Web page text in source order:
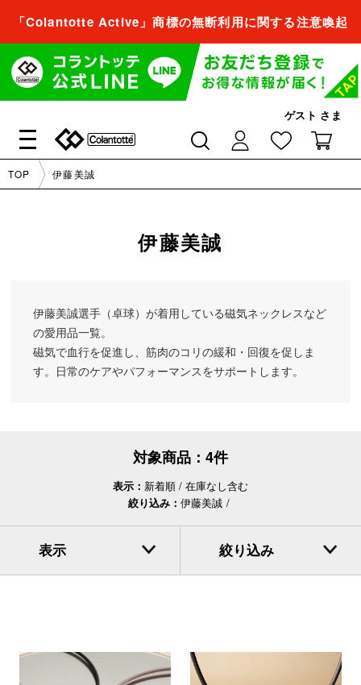
「Colantotte Active」商標の無断利用に関する注意喚起
ゲスト さま
会員登録すれば、
閉じる
会員登録すれば、
商品をお気に入り登録できるようになります。
会員登録／ログイン
TOP 伊藤美誠
伊藤美誠
伊藤美誠選手（卓球）が着用している磁気ネックレスなど
の愛用品一覧。
磁気で血行を促進し、筋肉のコリの緩和・回復を促しま
す。日常のケアやパフォーマンスをサポートします。
対象商品： 4件
表示： 新着順
在庫なし含む
絞り込み：伊藤美誠
表示 絞り込み